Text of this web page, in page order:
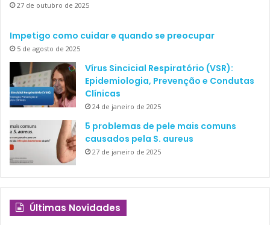
27 de outubro de 2025
Impetigo como cuidar e quando se preocupar
5 de agosto de 2025
Vírus Sincicial Respiratório (VSR):
Epidemiologia, Prevenção e Condutas
Clínicas
24 de janeiro de 2025
5 problemas de pele mais comuns
causados pela S. aureus
27 de janeiro de 2025
Últimas Novidades